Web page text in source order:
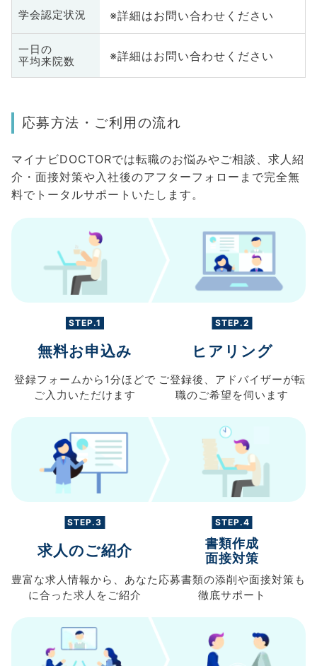
学会認定状況 ※詳細はお問い合わせください
一日の
平均来院数
※詳細はお問い合わせください
応募方法・ご利用の流れ
マイナビDOCTORでは転職のお悩みやご相談、求人紹
介・面接対策や入社後のアフターフォローまで完全無
料でトータルサポートいたします。
STEP.1
無料お申込み
登録フォームから 1分ほどで
ご入力 いただけます
STEP.2
ヒアリング
ご登録後、 アドバイザーが転
職のご希望を伺います
STEP.3
求人のご紹介
豊富な求人情報から、 あなた
に合った求人を ご紹介
STEP.4
書類作成
面接対策
応募書類の添削や面接対策も
徹底サポート